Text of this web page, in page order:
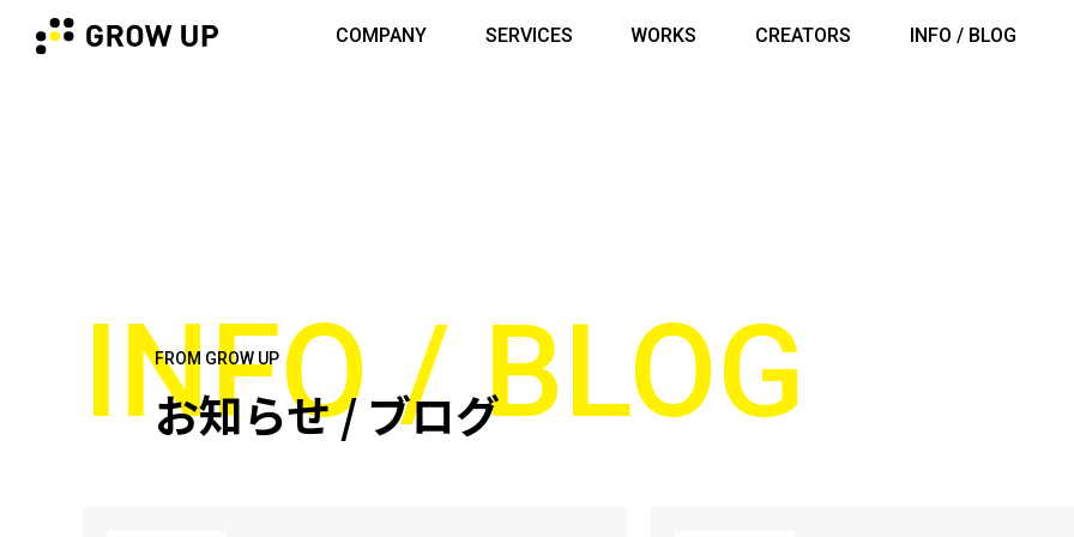
COMPANY SERVICES WORKS CREATORS INFO / BLOG
お知らせ / ブログ
FROM GROW UP
INFO / BLOG